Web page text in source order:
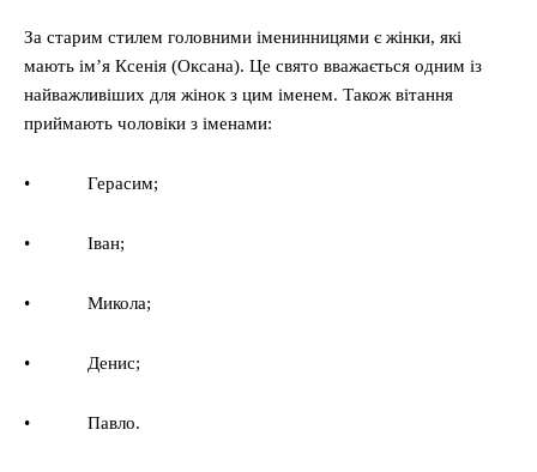
За старим стилем головними іменинницями є жінки, які
мають ім’я Ксенія (Оксана). Це свято вважається одним із
найважливіших для жінок з цим іменем. Також вітання
приймають чоловіки з іменами:
• Герасим;
• Іван;
• Микола;
• Денис;
• Павло.